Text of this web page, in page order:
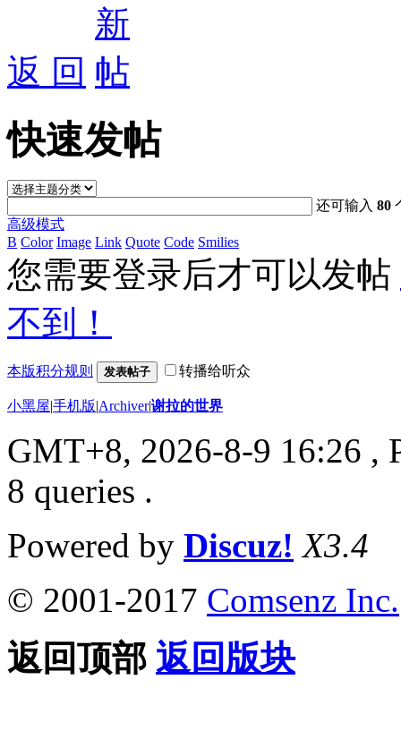
返 回
快速发帖
还可输入80
高级模式
B Color Image Link Quote Code Smilies
您需要登录后才可以发帖
不到！
本版积分规则 发表帖子 转播给听众
小黑屋|手机版|Archiver|谢拉的世界
GMT+8, 2026-8-9 16:26 ,
8 queries .
Powered by Discuz! X3.4
© 2001-2017 Comsenz Inc.
返回顶部 返回版块